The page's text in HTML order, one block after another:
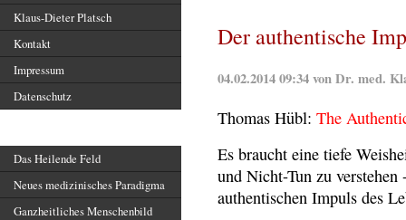
Der authentische
04.02.2014 09:34 von Dr. med.
Thomas Hübl: The
Es braucht eine tiefe
und Nicht-Tun zu
authentischen Impuls des
Klaus-Dieter Platsch
Kontakt
Impressum
Datenschutz
Das Heilende Feld
Neues medizinisches Paradigma
Ganzheitliches Menschenbild